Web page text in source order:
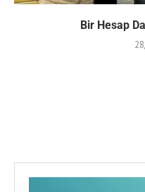
Bir Hesap